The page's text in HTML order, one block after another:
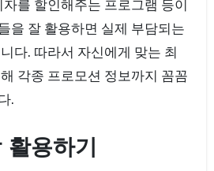
를 할인해주는 프로그램 등이
을 잘 활용하면 실제 부담되는
다. 따라서 자신에게 맞는 최
각종 프로모션 정보까지 꼼꼼
.
용하기